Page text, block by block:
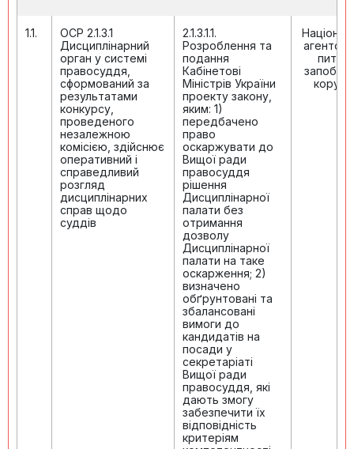
1.1.
ОСР 2.1.3.1
Дисциплінарний
орган у системі
правосуддя,
сформований за
результатами
конкурсу,
проведеного
незалежною
комісією, здійснює
оперативний і
справедливий
розгляд
дисциплінарних
справ щодо
суддів
2.1.3.1.1.
Розроблення та
подання
Кабінетові
Міністрів України
проекту закону,
яким: 1)
передбачено
право
оскаржувати до
Вищої ради
правосуддя
рішення
Дисциплінарної
палати без
отримання
дозволу
Дисциплінарної
палати на таке
оскарження; 2)
визначено
обґрунтовані та
збалансовані
вимоги до
кандидатів на
посади у
секретаріаті
Вищої ради
правосуддя, які
дають змогу
забезпечити їх
відповідність
критеріям